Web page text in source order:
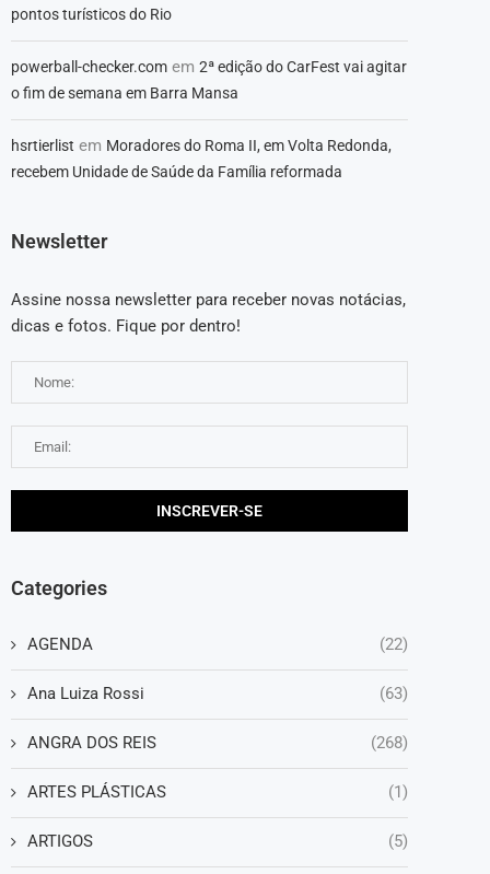
pontos turísticos do Rio
powerball-checker.com em 2ª edição do CarFest vai agitar
o fim de semana em Barra Mansa
hsrtierlist em Moradores do Roma II, em Volta Redonda,
recebem Unidade de Saúde da Família reformada
Newsletter
Assine nossa newsletter para receber novas notácias,
dicas e fotos. Fique por dentro!
Categories
AGENDA (22)
Ana Luiza Rossi (63)
ANGRA DOS REIS (268)
ARTES PLÁSTICAS (1)
ARTIGOS (5)